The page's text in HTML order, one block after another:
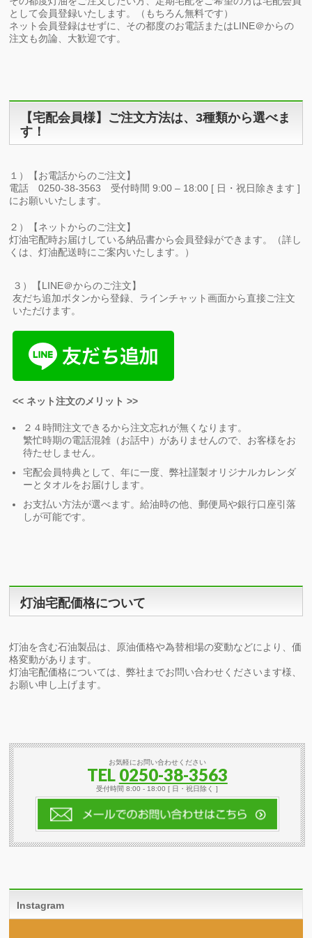
として会員登録いたします。（もちろん無料です）
ネット会員登録はせずに、その都度のお電話またはLINE＠からの
注文も勿論、大歓迎です。
【宅配会員様】ご注文方法は、3種類から選べま
す！
１）【お電話からのご注文】
電話 0250-38-3563 受付時間 9:00 – 18:00 [ 日・祝日除きます ]
にお願いいたします。
２）【ネットからのご注文】
灯油宅配時お届けしている納品書から会員登録ができます。（詳し
くは、灯油配送時にご案内いたします。）
３）【LINE＠からのご注文】
友だち追加ボタンから登録、ラインチャット画面から直接ご注文
いただけます。
<< ネット注文のメリット >>
２４時間注文できるから注文忘れが無くなります。
繁忙時期の電話混雑（お話中）がありませんので、お客様をお
待たせしません。
宅配会員特典として、年に一度、弊社謹製オリジナルカレンダ
ーとタオルをお届けします。
お支払い方法が選べます。給油時の他、郵便局や銀行口座引落
しが可能です。
灯油宅配価格について
灯油を含む石油製品は、原油価格や為替相場の変動などにより、価
格変動があります。
灯油宅配価格については、弊社までお問い合わせくださいます様、
お願い申し上げます。
お気軽にお問い合わせください
TEL 0250-38-3563
受付時間 8:00 - 18:00 [ 日・祝日除く ]
Instagram